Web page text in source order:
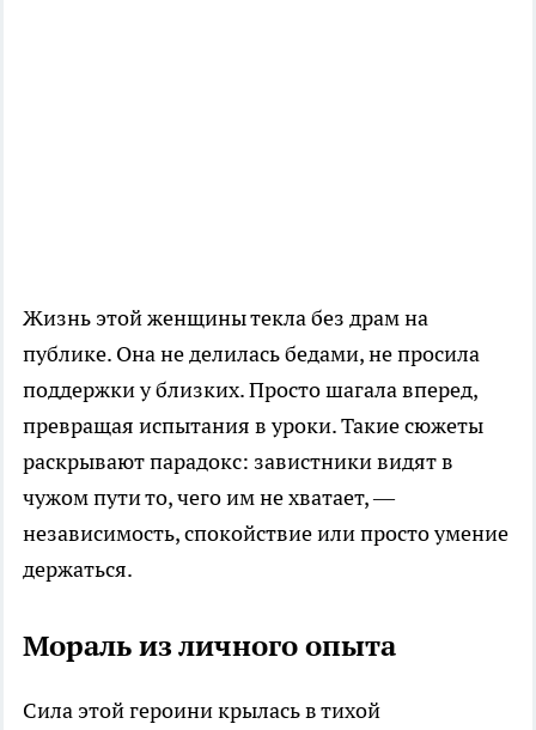
Жизнь этой женщины текла без драм на
публике. Она не делилась бедами, не просила
поддержки у близких. Просто шагала вперед,
превращая испытания в уроки. Такие сюжеты
раскрывают парадокс: завистники видят в
чужом пути то, чего им не хватает, —
независимость, спокойствие или просто умение
держаться.
Мораль из личного опыта
Сила этой героини крылась в тихой